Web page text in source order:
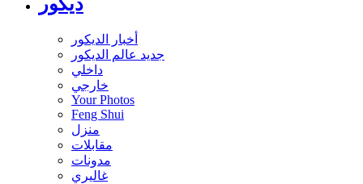
ديكور
أخبار الديكور
جديد عالم الديكور
داخلي
خارجي
Your Photos
Feng Shui
منزل
مقابلات
مدونات
غاليري